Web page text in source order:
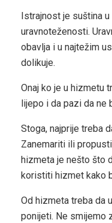
Istrajnost je suština
uravnoteženosti.
obavlja i u najtežim
dolikuje.
Onaj ko je u hizmetu
lijepo i da pazi da ne
Stoga, najprije treba
Zanemariti ili
hizmeta je nešto što
koristiti hizmet kako
Od hizmeta treba da
ponijeti. Ne smijemo